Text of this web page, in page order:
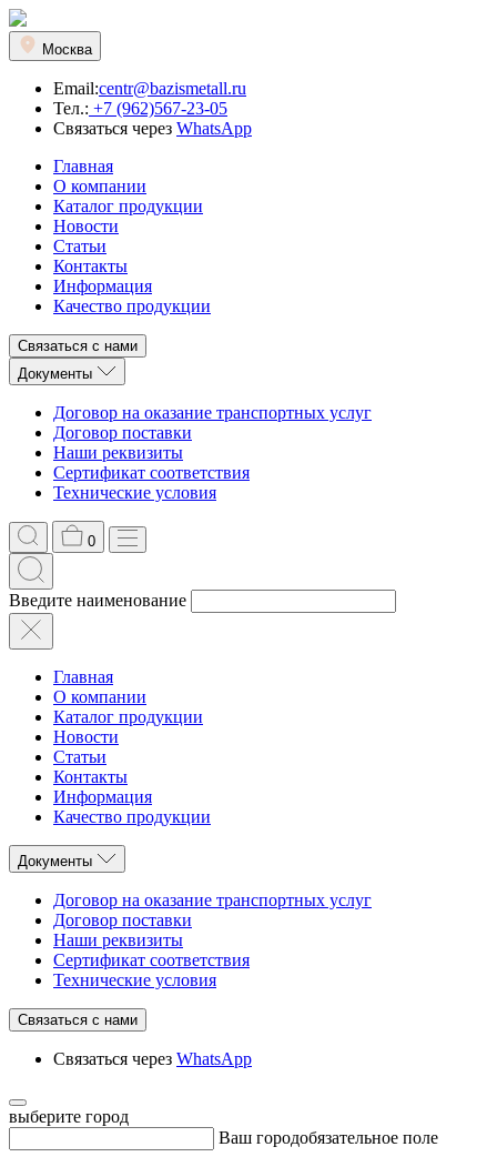
Москва
Email:centr@bazismetall.ru
Тел.: +7 (962)567-23-05
Связаться через WhatsApp
Главная
О компании
Каталог продукции
Новости
Статьи
Контакты
Информация
Качество продукции
Связаться с нами
Документы
Договор на оказание транспортных услуг
Договор поставки
Наши реквизиты
Сертификат соответствия
Технические условия
0
Введите наименование
Главная
О компании
Каталог продукции
Новости
Статьи
Контакты
Информация
Качество продукции
Документы
Договор на оказание транспортных услуг
Договор поставки
Наши реквизиты
Сертификат соответствия
Технические условия
Связаться с нами
Связаться через WhatsApp
выберите город
Ваш городобязательное поле